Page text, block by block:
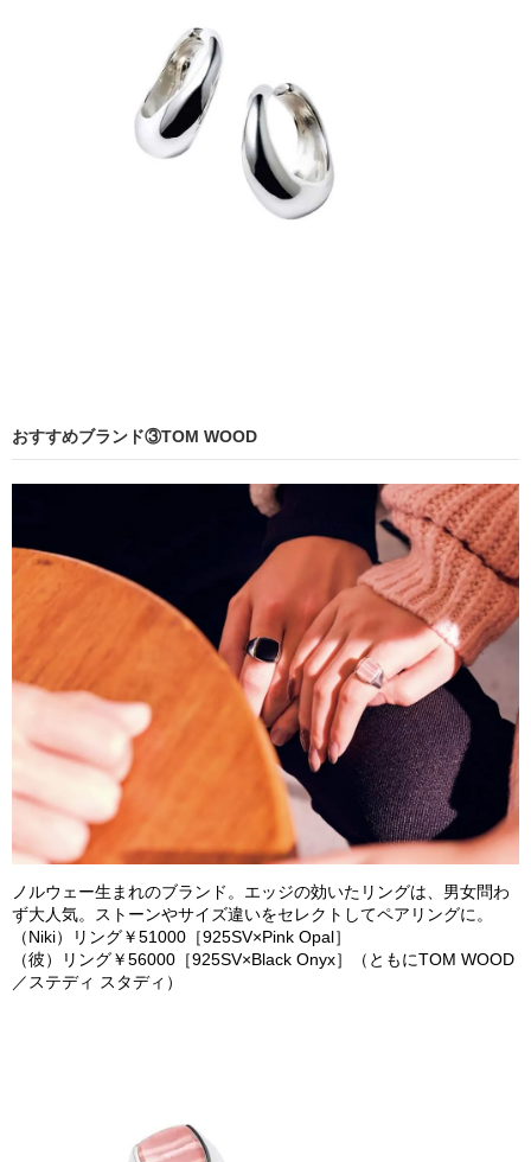
おすすめブランド③TOM WOOD
ノルウェー生まれのブランド。エッジの効いたリングは、男女問わ
ず大人気。ストーンやサイズ違いをセレクトしてペアリングに。
（ Niki） リング￥ 51000 ［925SV×Pink Opal］
（彼）リング￥ 56000 ［925SV×Black Onyx］（ともにTOM WOOD
／ステディ スタディ）